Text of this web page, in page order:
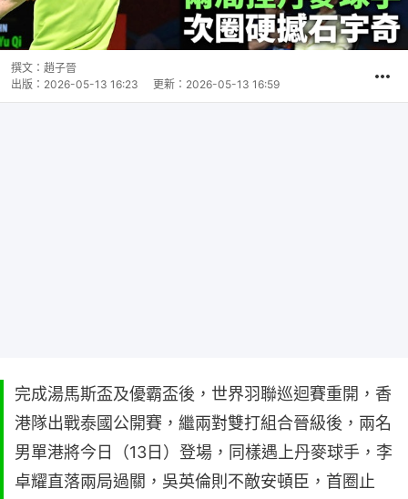
撰文： 趙子晉
出版： 2026-05-13 16:23 更新： 2026-05-13 16:59
完成湯馬斯盃及優霸盃後，世界羽聯巡迴賽重開，香
港隊出戰泰國公開賽，繼兩對雙打組合晉級後，兩名
男單港將今日（13日）登場，同樣遇上丹麥球手，李
卓耀直落兩局過關，吳英倫則不敵安頓臣，首圈止